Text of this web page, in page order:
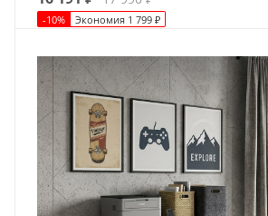
-10% Экономия 1 799 ₽